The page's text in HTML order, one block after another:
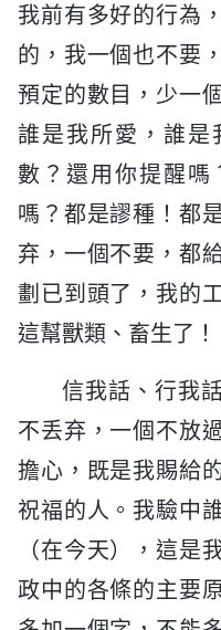
我前有多好的行為
的，我一個也不要
預定的數目，少一
誰是我所愛，誰是
數？還用你提醒嗎
嗎？都是謬種！都
弃，一個不要，都
劃已到頭了，我的
這幫獸類、畜生了！
信我話、行我
不丢弃，一個不放
擔心，既是我賜給
祝福的人。我驗中
（在今天），這是
政中的各條的主要